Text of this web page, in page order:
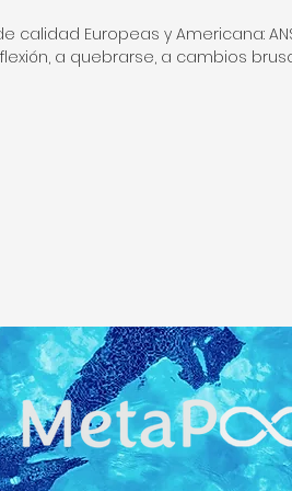
calidad Europeas y Americana:
a quebrarse, a cambios